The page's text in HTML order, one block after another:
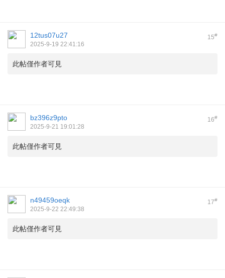
15#
12tus07u27
2025-9-19 22:41:16
此帖僅作者可見
16#
bz396z9pto
2025-9-21 19:01:28
此帖僅作者可見
17#
n49459oeqk
2025-9-22 22:49:38
此帖僅作者可見